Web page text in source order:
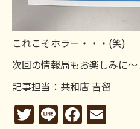
これこそホラー・・・(笑)
次回の情報局もお楽しみに
記事担当：共和店 吉留
Twitter
Line